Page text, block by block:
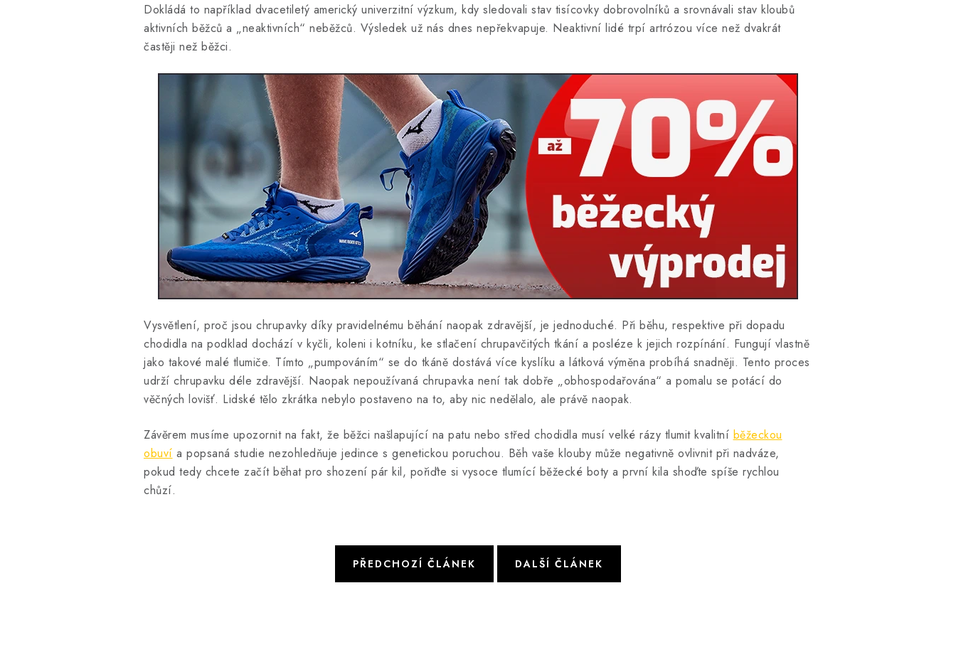
Dokládá to například dvacetiletý americký univerzitní výzkum, kdy sledovali stav tisícovky dobrovolníků a srovnávali stav kloubů
aktivních běžců a „neaktivních“ neběžců. Výsledek už nás dnes nepřekvapuje. Neaktivní lidé trpí artrózou více než dvakrát
častěji než běžci.
Vysvětlení, proč jsou chrupavky díky pravidelnému běhání naopak zdravější, je jednoduché. Při běhu, respektive při dopadu
chodidla na podklad dochází v kyčli, koleni i kotníku, ke stlačení chrupavčitých tkání a posléze k jejich rozpínání. Fungují vlastně
jako takové malé tlumiče. Tímto „pumpováním“ se do tkáně dostává více kyslíku a látková výměna probíhá snadněji. Tento proces
udrží chrupavku déle zdravější. Naopak nepoužívaná chrupavka není tak dobře „obhospodařována“ a pomalu se potácí do
věčných lovišť. Lidské tělo zkrátka nebylo postaveno na to, aby nic nedělalo, ale právě naopak.
Závěrem musíme upozornit na fakt, že běžci našlapující na patu nebo střed chodidla musí velké rázy tlumit kvalitní běžeckou
obuví a popsaná studie nezohledňuje jedince s genetickou poruchou. Běh vaše klouby může negativně ovlivnit při nadváze,
pokud tedy chcete začít běhat pro shození pár kil, pořiďte si vysoce tlumící běžecké boty a první kila shoďte spíše rychlou
chůzí.
PŘEDCHOZÍ ČLÁNEK DALŠÍ ČLÁNEK